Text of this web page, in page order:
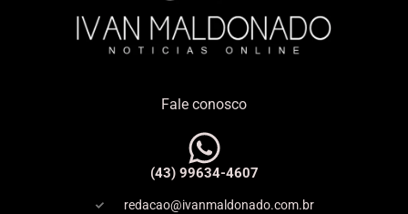
Fale conosco
(43) 99634-4607
redacao@ivanmaldonado.com.br